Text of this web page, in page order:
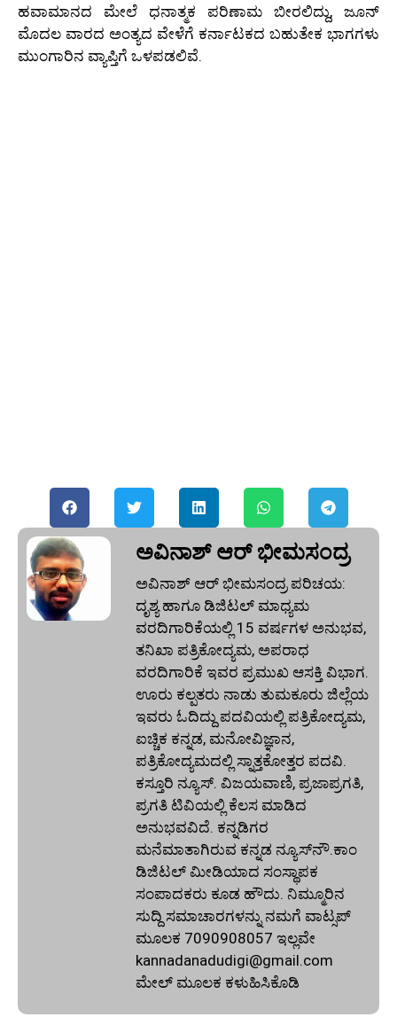
ಹವಾಮಾನದ ಮೇಲೆ ಧನಾತ್ಮಕ ಪರಿಣಾಮ ಬೀರಲಿದ್ದು, ಜೂನ್
ಮೊದಲ ವಾರದ ಅಂತ್ಯದ ವೇಳೆಗೆ ಕರ್ನಾಟಕದ ಬಹುತೇಕ ಭಾಗಗಳು
ಮುಂಗಾರಿನ ವ್ಯಾಪ್ತಿಗೆ ಒಳಪಡಲಿವೆ.
ಅವಿನಾಶ್‌ ಆರ್‌ ಭೀಮಸಂದ್ರ
ಅವಿನಾಶ್‌ ಆರ್‌ ಭೀಮಸಂದ್ರ ಪರಿಚಯ:
ದೃಶ್ಯ ಹಾಗೂ ಡಿಜಿಟಲ್ ಮಾಧ್ಯಮ
ವರದಿಗಾರಿಕೆಯಲ್ಲಿ 15 ವರ್ಷಗಳ ಅನುಭವ,
ತನಿಖಾ ಪತ್ರಿಕೋದ್ಯಮ, ಅಪರಾಧ
ವರದಿಗಾರಿಕೆ ಇವರ ಪ್ರಮುಖ ಆಸಕ್ತಿ ವಿಭಾಗ.
ಊರು ಕಲ್ಪತರು ನಾಡು ತುಮಕೂರು ಜಿಲ್ಲೆಯ
ಇವರು ಓದಿದ್ದು ಪದವಿಯಲ್ಲಿ ಪತ್ರಿಕೋದ್ಯಮ,
ಐಚ್ಚಿಕ ಕನ್ನಡ, ಮನೋವಿಜ್ಞಾನ,
ಪತ್ರಿಕೋದ್ಯಮದಲ್ಲಿ ಸ್ನಾತ್ತಕೋತ್ತರ ಪದವಿ.
ಕಸ್ತೂರಿ ನ್ಯೂಸ್‌. ವಿಜಯವಾಣಿ, ಪ್ರಜಾಪ್ರಗತಿ,
ಪ್ರಗತಿ ಟಿವಿಯಲ್ಲಿ ಕೆಲಸ ಮಾಡಿದ
ಅನುಭವವಿದೆ. ಕನ್ನಡಿಗರ
ಮನೆಮಾತಾಗಿರುವ ಕನ್ನಡ ನ್ಯೂಸ್‌ನೌ.ಕಾಂ
ಡಿಜಿಟಲ್‌ ಮೀಡಿಯಾದ ಸಂಸ್ಥಾಪಕ
ಸಂಪಾದಕರು ಕೂಡ ಹೌದು. ನಿಮ್ಮೂರಿನ
ಸುದ್ದಿ ಸಮಾಚಾರಗಳನ್ನು ನಮಗೆ ವಾಟ್ಸಪ್‌
ಮೂಲಕ 7090908057 ಇಲ್ಲವೇ
kannadanadudigi@gmail.com
ಮೇಲ್‌ ಮೂಲಕ ಕಳುಹಿಸಿಕೊಡಿ